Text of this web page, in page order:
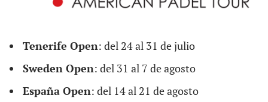
Tenerife Open: del 24 al 31 de julio
Sweden Open: del 31 al 7 de agosto
España Open: del 14 al 21 de agosto